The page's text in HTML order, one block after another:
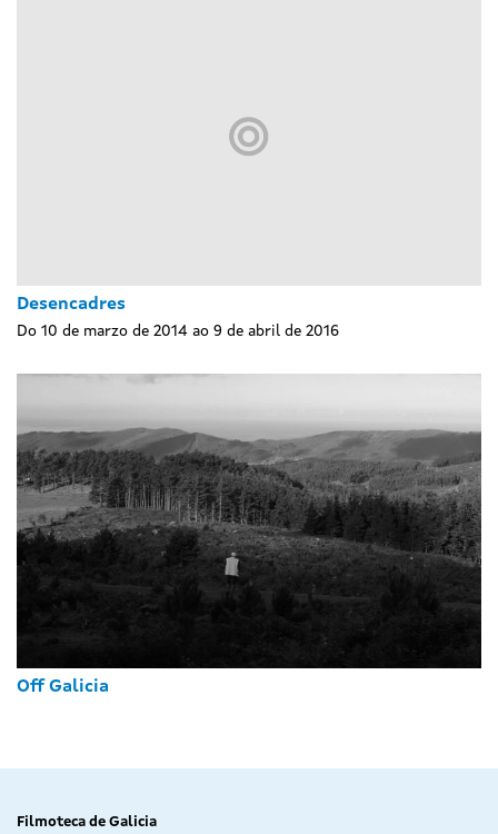
Desencadres
Do 10 de marzo de 2014 ao 9 de abril de 2016
Off Galicia
Filmoteca de Galicia